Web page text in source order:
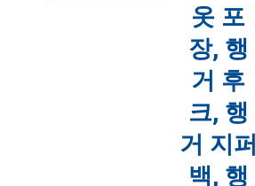
옷 포
장, 행
거 후
크, 행
거 지퍼
백, 행